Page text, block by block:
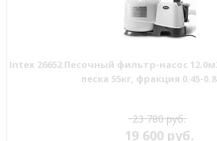
Intex 26652 Песочный фильтр-насос
песка 55кг, фракция 0.45-
23 780 руб.
19 600 руб.